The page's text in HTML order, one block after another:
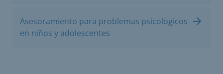
Asesoramiento para problemas psicológicos
en niños y adolescentes